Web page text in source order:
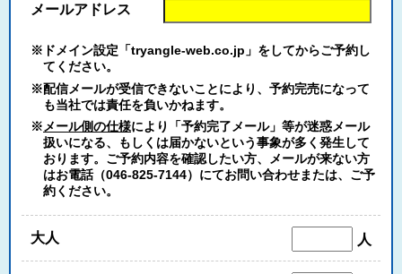
メールアドレス
※ドメイン設定「tryangle-web.co.jp」をしてからご予約し
てください。
※配信メールが受信できないことにより、予約完売になって
も当社では責任を負いかねます。
※メール側の仕様により「予約完了メール」等が迷惑メール
扱いになる、もしくは届かないという事象が多く発生して
おります。ご予約内容を確認したい方、メールが来ない方
はお電話（046-825-7144）にてお問い合わせまたは、ご予
約ください。
大人 人